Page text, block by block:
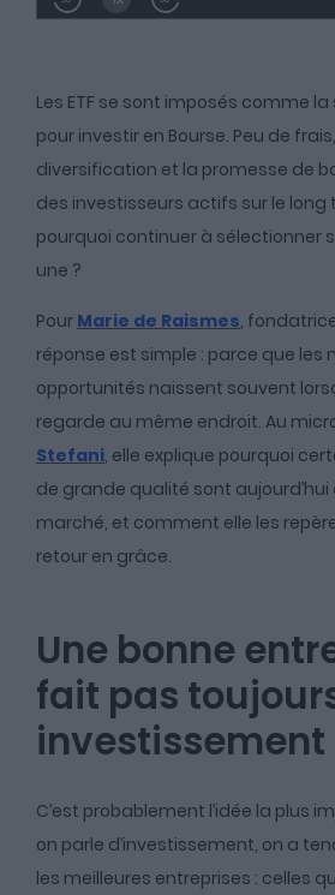
Les ETF se sont imposés comme
pour investir en Bourse. Peu de
diversification et la promesse de
des investisseurs actifs sur le long
pourquoi continuer à sélectionner
une ?
Pour Marie de Raismes,
réponse est simple : parce que les
opportunités naissent souvent
regarde au même endroit. Au
Stefani, elle explique pourquoi
de grande qualité sont aujourd’hui
marché, et comment elle les
retour en grâce.
Une bonne
fait pas
investissement
C’est probablement l’idée la plus
on parle d’investissement, on a
les meilleures entreprises : celles